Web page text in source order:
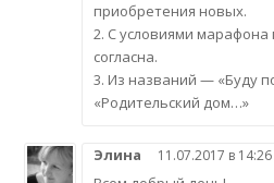
приобретения новых.
2. С условиями
согласна.
3. Из названий — «Буду
«Родительский дом…»
Элина 11.07.2017 в 14:26